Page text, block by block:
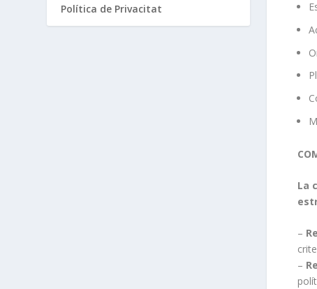
La
–
–
Política de Privacitat